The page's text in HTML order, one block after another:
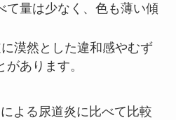
て量は少なく、色も薄い傾
漠然とした違和感やむず
あります。
よる尿道炎に比べて比較